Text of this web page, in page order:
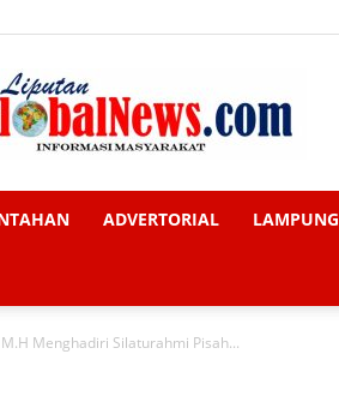
ADVERTORIAL LAMPUNG
Menghadiri Silaturahmi Pisah...